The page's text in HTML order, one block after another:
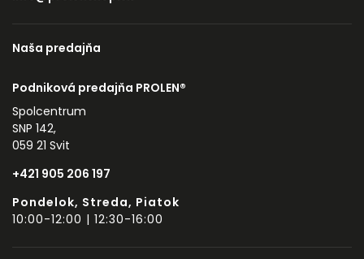
Naša predajňa
Podniková predajňa PROLEN®
Spolcentrum
SNP 142,
059 21 Svit
+421 905 206 197
Pondelok, Streda, Piatok
10:00-12:00 | 12:30-16:00